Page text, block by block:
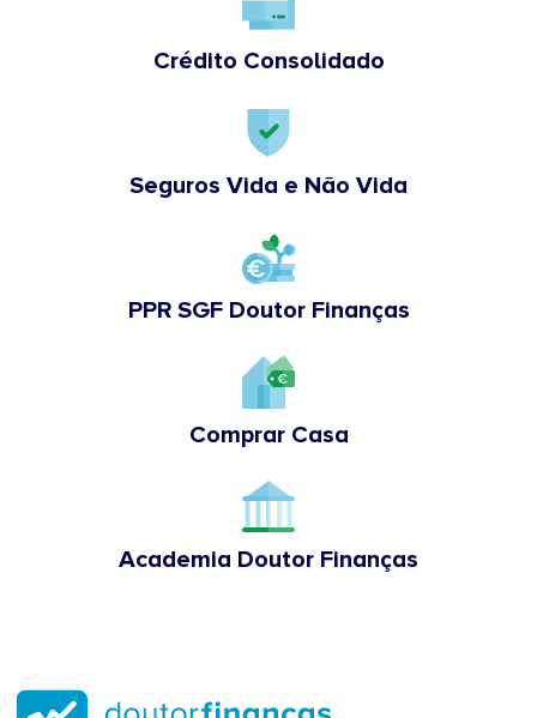
Crédito Consolidado
Seguros Vida e Não Vida
PPR SGF Doutor Finanças
Comprar Casa
Academia Doutor Finanças